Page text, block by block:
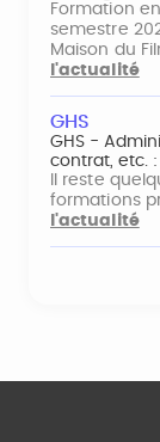
Formation
semestre
Maison du
l'actualité
GHS
GHS -
contrat, etc.
Il reste
formations
l'actualité